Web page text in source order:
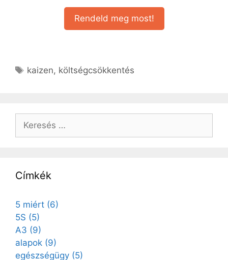
Rendeld meg most!
kaizen, költségcsökkentés
Címkék
5 miért (6)
5S (5)
A3 (9)
alapok (9)
egészségügy (5)